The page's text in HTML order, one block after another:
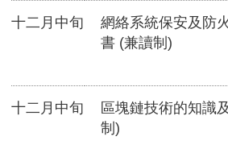
十二月中旬
網絡系統保安及防
書 (兼讀制)
十二月中旬
區塊鏈技術的知識
制)